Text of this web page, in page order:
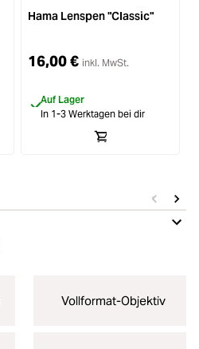
Hama Lenspen "Classic"
16,00 € inkl. MwSt.
Auf Lager
In 1-3 Werktagen bei dir
Vollformat-Objektiv